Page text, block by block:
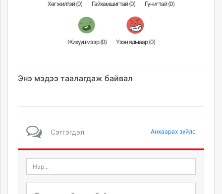
Хөгжилтэй (0) Гайхамшигтай (0) Гунигтай (0)
Жихүүцмээр (0) Үзэн ядмаар (0)
Энэ мэдээ таалагдаж байвал
Сэтгэгдэл Анхаарах зүйлс